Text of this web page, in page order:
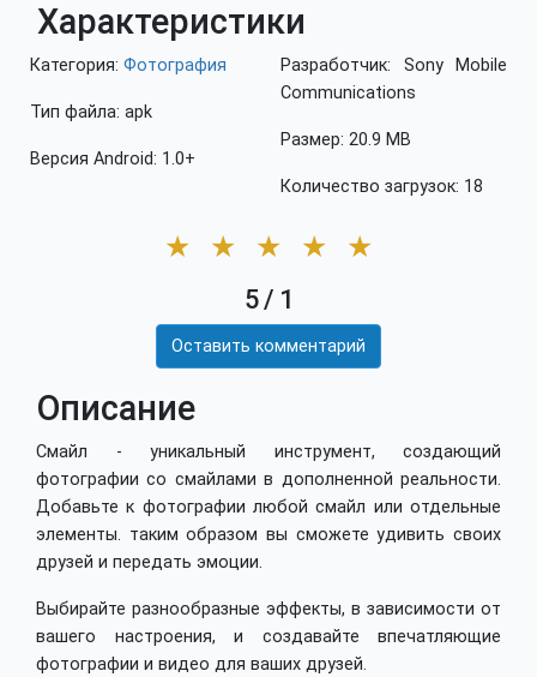
Характеристики
Категория: Фотография
Тип файла: apk
Версия Android: 1.0+
Разработчик: Sony Mobile
Communications
Размер: 20.9 MB
Количество загрузок: 18
★ ★ ★ ★ ★
5/ 1
Оставить комментарий
Описание
Смайл - уникальный инструмент, создающий
фотографии со смайлами в дополненной реальности.
Добавьте к фотографии любой смайл или отдельные
элементы. таким образом вы сможете удивить своих
друзей и передать эмоции.
Выбирайте разнообразные эффекты, в зависимости от
вашего настроения, и создавайте впечатляющие
фотографии и видео для ваших друзей.